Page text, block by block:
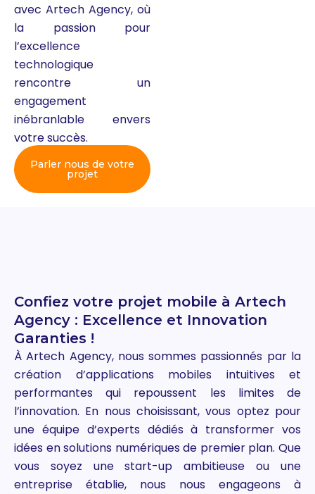
avec Artech Agency, où
la passion pour
l’excellence
technologique
rencontre un
engagement
inébranlable envers
votre succès.
Parler nous de votre
projet
Confiez votre projet mobile à Artech
Agency : Excellence et Innovation
Garanties !
À Artech Agency, nous sommes passionnés par la
création d’applications mobiles intuitives et
performantes qui repoussent les limites de
l’innovation. En nous choisissant, vous optez pour
une équipe d’experts dédiés à transformer vos
idées en solutions numériques de premier plan. Que
vous soyez une start-up ambitieuse ou une
entreprise établie, nous nous engageons à